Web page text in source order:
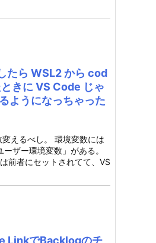
たら WSL2 から cod
きに VS Code じゃ
ようになっちゃった
えるべし。 環境変数には
ーザー環境変数」がある。
前者にセットされてて、VS
LinkでBacklogのチ